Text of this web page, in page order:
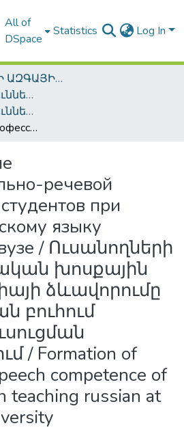
All of
DSpace
Statistics Log In
ՀԱՅԱՍՏԱՆԻ ԱԶԳԱՅԻՆ ԳՐԱԴԱՐԱՆԻ ԹՎԱՅԻՆ ՊԱՀՈՑ / DIGITAL REPOSITORY OF NLA
Ատենախոսություններ և սեղմագրեր / Theses & Abstracts
Ատենախոսություններ և սեղմագրեր / Theses & Abstracts
Формирование профессионально-речевой компетенции студентов при обучении русскому языку техническом вузе / Ուսանողների մասնագիտական խոսքային կոմպետենցիայի ձևավորումը տեխնիկական բուհում ռուսերենի ուսուցման գործընթացում / Formation of professional speech competence of students when teaching russian at a technical university
речевой
при
языку
/ Ուսանողների
խոսքային
ձևավորումը
բուհում
/ Formation of
competence of
teaching russian at